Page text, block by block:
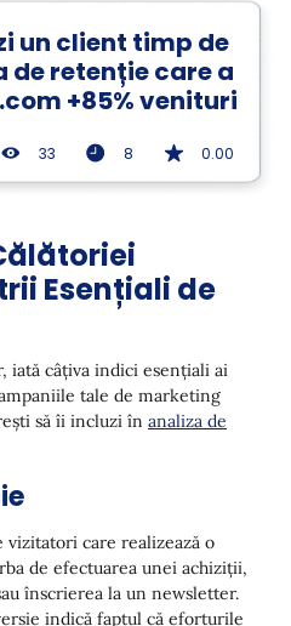
un client timp de
de retenție care a
+85% venituri
33 8 0.00
Esențiali de
iată câțiva indici esențiali ai
tale de marketing
să îi incluzi în analiza de
vizitatori care realizează o
de efectuarea unei achiziții,
înscrierea la un newsletter.
indică faptul că eforturile